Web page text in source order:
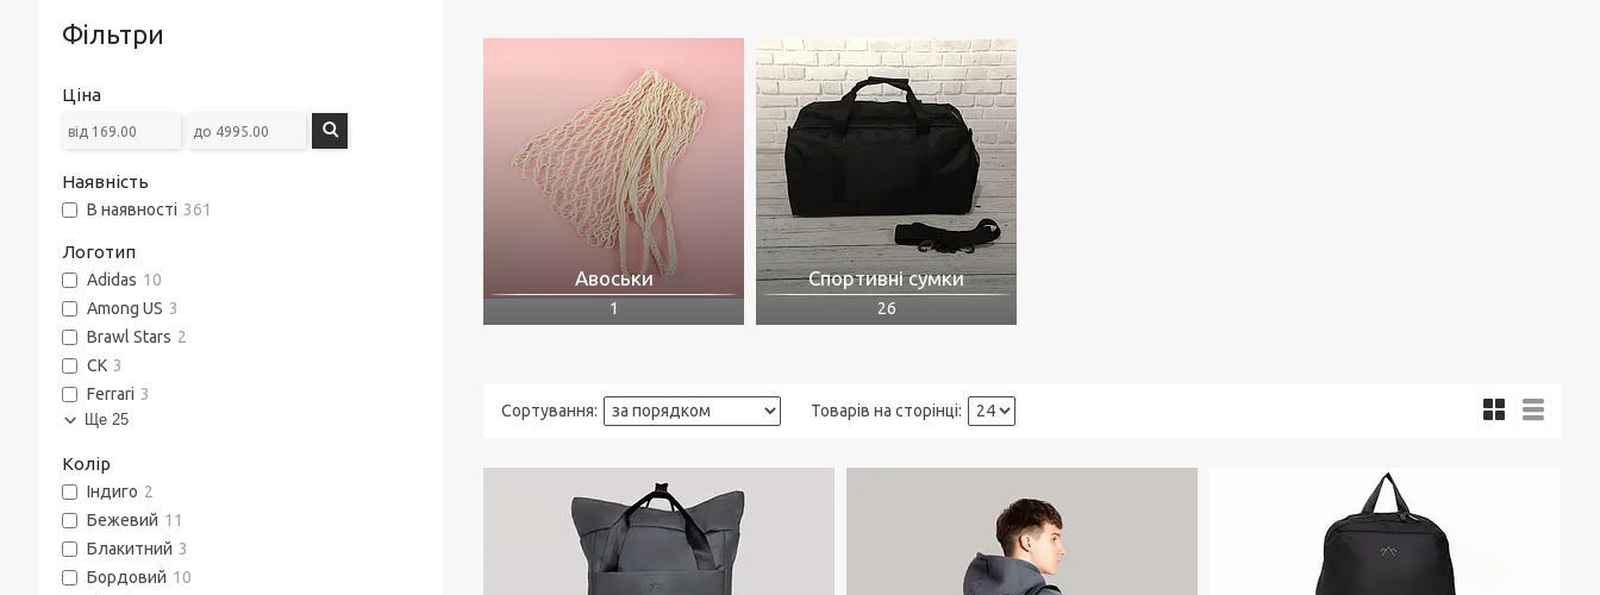
Авоськи
1
Спортивні сумки
26
Фільтри
Ціна
Наявність
В наявності 361
Логотип
Adidas 10
Among US 3
Brawl Stars 2
CK 3
Ferrari 3
Ще 25
Колір
Індиго 2
Бежевий 11
Блакитний 3
Бордовий 10